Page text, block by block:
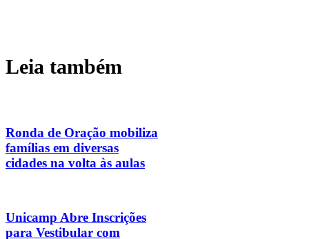
Leia também
Ronda de Oração mobiliza
famílias em diversas
cidades na volta às aulas
Unicamp Abre Inscrições
para Vestibular com